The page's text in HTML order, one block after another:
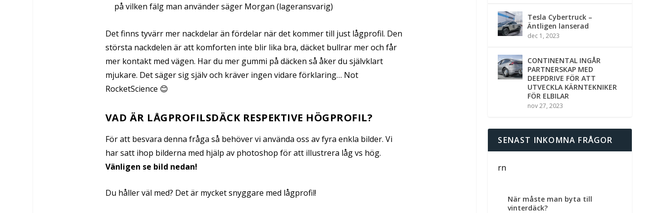
på vilken fälg man använder säger Morgan (lageransvarig)
Det finns tyvärr mer nackdelar än fördelar när det kommer till just lågprofil. Den
största nackdelen är att komforten inte blir lika bra, däcket bullrar mer och får
mer kontakt med vägen. Har du mer gummi på däcken så åker du självklart
mjukare. Det säger sig själv och kräver ingen vidare förklaring… Not
RocketScience 😊
VAD ÄR LÅGPROFILSDÄCK RESPEKTIVE HÖGPROFIL?
För att besvara denna fråga så behöver vi använda oss av fyra enkla bilder. Vi
har satt ihop bilderna med hjälp av photoshop för att illustrera låg vs hög.
Vänligen se bild nedan!
Du håller väl med? Det är mycket snyggare med lågprofil!
Tesla Cybertruck –
Äntligen lanserad
dec 1, 2023
CONTINENTAL INGÅR
PARTNERSKAP MED
DEEPDRIVE FÖR ATT
UTVECKLA KÄRNTEKNIKER
FÖR ELBILAR
nov 27, 2023
SENAST INKOMNA FRÅGOR
rn
När måste man byta till
vinterdäck?